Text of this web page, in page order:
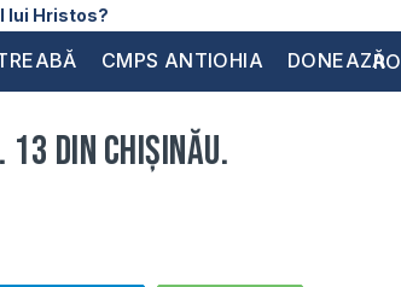
lui Hristos?
CMPS ANTIOHIA DONEAZĂRO
din Chișinău.